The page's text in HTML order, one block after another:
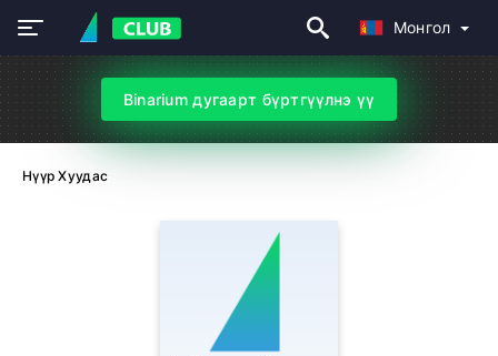
Монгол
Binarium дугаарт бүртгүүлнэ үү
Нүүр Хуудас